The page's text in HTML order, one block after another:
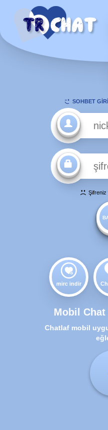
SOHBET
Şifreniz
mirc indir
Mobil Chat
Chatlaf mobil